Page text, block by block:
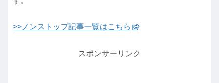
>>ノンストップ記事一覧はこちら
スポンサーリンク